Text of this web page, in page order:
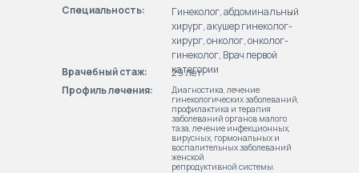
Профиль лечения:
Специальность:
Врачебный стаж:
Диагностика, лечение
гинекологических заболеваний,
профилактика и терапия
заболеваний органов малого
таза, лечение инфекционных,
вирусных, гормональных и
воспалительных заболеваний
женской
репродуктивной системы.
Гинеколог, абдоминальный
хирург, акушер гинеколог-
хирург, онколог, онколог-
гинеколог, Врач первой
категории
29 лет